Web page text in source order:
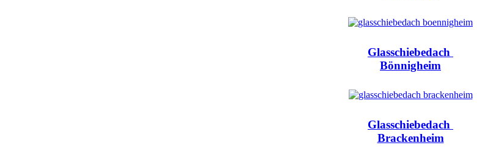
Glasschiebedach
Bönnigheim
Glasschiebedach
Brackenheim